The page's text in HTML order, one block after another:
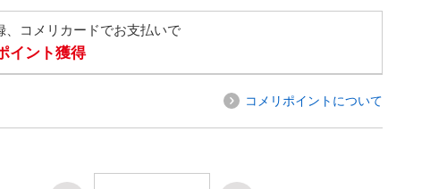
、コメリカードでお支払いで
イント獲得
コメリポイントについて